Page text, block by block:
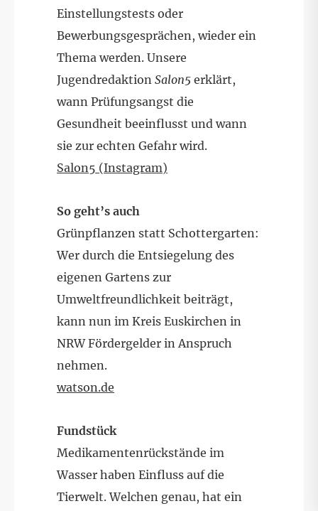
Einstellungstests oder
Bewerbungsgesprächen, wieder ein
Thema werden. Unsere
Jugendredaktion Salon5 erklärt,
wann Prüfungsangst die
Gesundheit beeinflusst und wann
sie zur echten Gefahr wird.
Salon5 (Instagram)
So geht’s auch
Grünpflanzen statt Schottergarten:
Wer durch die Entsiegelung des
eigenen Gartens zur
Umweltfreundlichkeit beiträgt,
kann nun im Kreis Euskirchen in
NRW Fördergelder in Anspruch
nehmen.
watson.de
Fundstück
Medikamentenrückstände im
Wasser haben Einfluss auf die
Tierwelt. Welchen genau, hat ein